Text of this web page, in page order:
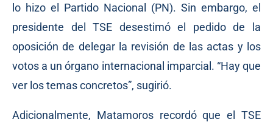
lo hizo el Partido Nacional (PN). Sin embargo, el
presidente del TSE desestimó el pedido de la
oposición de delegar la revisión de las actas y los
votos a un órgano internacional imparcial. “Hay que
ver los temas concretos”, sugirió.
Adicionalmente, Matamoros recordó que el TSE